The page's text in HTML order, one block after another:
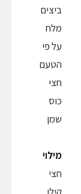
ביצים
מלח
על פי
הטעם
חצי
כוס
שמן
מילוי
חצי